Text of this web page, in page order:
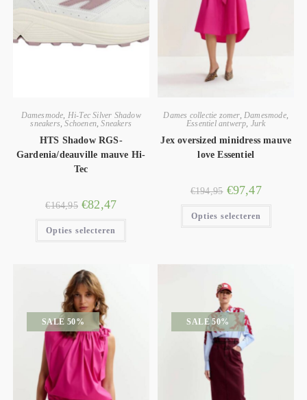
Damesmode Hi-Tec Silver Shadow
sneakers ,Schoenen ,Sneakers
HTS Shadow RGS-
Gardenia/deauville mauve Hi-
Tec
€164,95 €82,47
Opties selecteren
Dames collectie zomer, Damesmode,
Essentiel antwerp Jurk
Jex oversized minidress mauve
love Essentiel
€194,95 €97,47
Opties selecteren
SALE 50% SALE 50%